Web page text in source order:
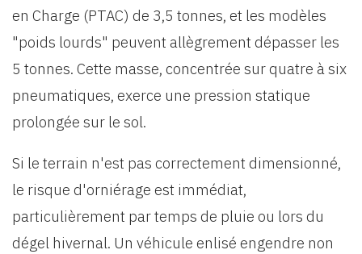
en Charge (PTAC) de 3,5 tonnes, et les modèles
"poids lourds" peuvent allègrement dépasser les
5 tonnes. Cette masse, concentrée sur quatre à six
pneumatiques, exerce une pression statique
prolongée sur le sol.
Si le terrain n'est pas correctement dimensionné,
le risque d'orniérage est immédiat,
particulièrement par temps de pluie ou lors du
dégel hivernal. Un véhicule enlisé engendre non